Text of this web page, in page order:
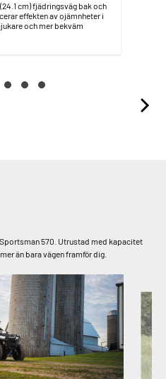
cm) fjädringsväg bak och
effekten av ojämnheter i
och mer bekväm
570. Utrustad med kapacitet
än bara vägen framför dig.